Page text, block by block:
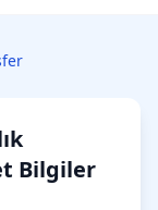
Bilgiler